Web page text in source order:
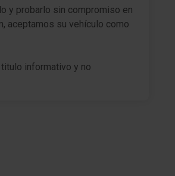
(Volante) regulable en
y probarlo sin compromiso en
aceptamos su vehículo como
informativo y no